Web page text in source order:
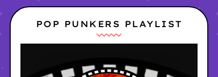
POP PUNKERS PLAYLIST